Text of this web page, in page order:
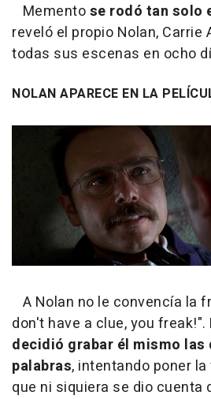
Mementose rodó tan solo
reveló el propio Nolan,
todas sus escenas en ocho
NOLAN APARECE EN LA
A Nolan no le convencía la
don't have a clue, you freak!".
decidió grabar él mismo las
palabras, intentando poner
que ni siquiera se dio cuenta